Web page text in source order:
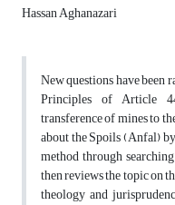
Hassan Aghanazari
New questions have
Principles of Article
transference of mines to
about the Spoils (Anfal)
method through
then reviews the topic on
theology and